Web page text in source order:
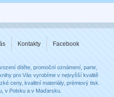
Kontakty Facebook
dítěte, promoční oznámení, parte,
pro Vás vyrobíme v nejvyšší kvalitě
ceny, kvalitní materiály, prémiový tisk.
v Polsku a v Maďarsku.